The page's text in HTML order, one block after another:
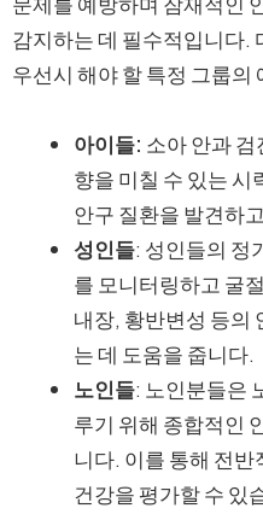
감지하는 데 필수적입니다.
우선시 해야 할 특정 그룹의
아이들: 소아 안과
향을 미칠 수 있는 시
안구 질환을 발견하
성인들: 성인들의 정
를 모니터링하고 굴
내장, 황반변성 등의
는 데 도움을 줍니다.
노인들: 노인분들은
루기 위해 종합적인
니다. 이를 통해 전
건강을 평가할 수 있